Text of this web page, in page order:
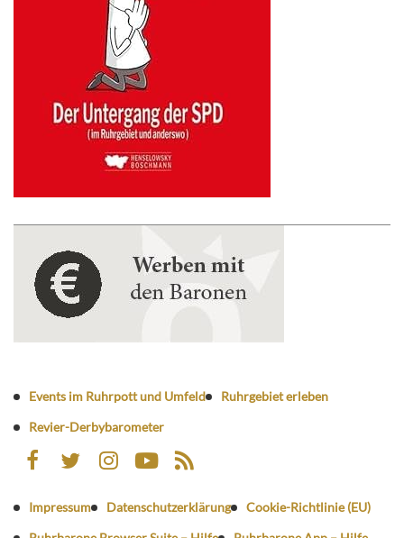
Events im Ruhrpott und Umfeld
Ruhrgebiet erleben
Revier-Derbybarometer
Impressum Datenschutzerklärung
Cookie-Richtlinie (EU)